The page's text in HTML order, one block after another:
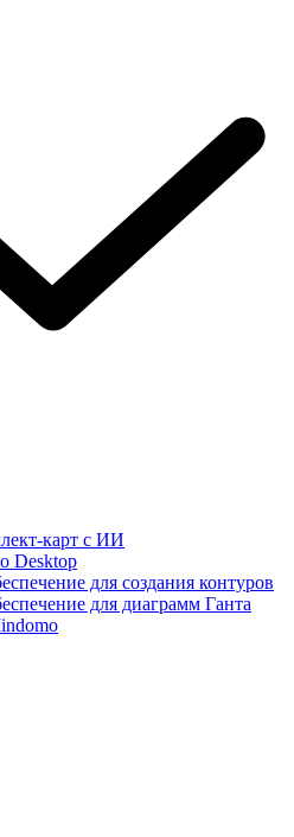
карт с ИИ
Desktop
для создания контуров
для диаграмм Ганта